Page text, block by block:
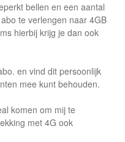
bellen en een aantal
te verlengen naar 4GB
hierbij krijg je dan ook
en vind dit persoonlijk
mee kunt behouden.
komen om mij te
met 4G ook